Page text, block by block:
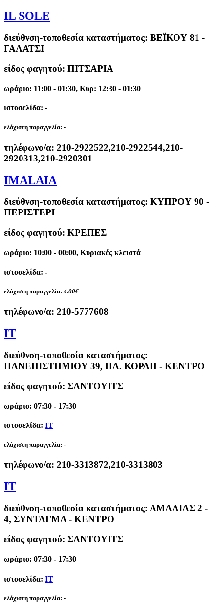
IL SOLE
διεύθνση-τοποθεσία καταστήματος: ΒΕΪΚΟΥ 81 -
ΓΑΛΑΤΣΙ
είδος φαγητού: ΠΙΤΣΑΡΙΑ
ωράριο: 11:00 - 01:30, Κυρ: 12:30 - 01:30
ιστοσελίδα: -
ελάχιστη παραγγελία: -
τηλέφωνο/α: 210-2922522,210-2922544,210-
2920313,210-2920301
IMALAIA
διεύθνση-τοποθεσία καταστήματος: ΚΥΠΡΟΥ 90 -
ΠΕΡΙΣΤΕΡΙ
είδος φαγητού: ΚΡΕΠΕΣ
ωράριο: 10:00 - 00:00, Κυριακές κλειστά
ιστοσελίδα: -
ελάχιστη παραγγελία: 4.00€
τηλέφωνο/α: 210-5777608
IT
διεύθνση-τοποθεσία καταστήματος:
ΠΑΝΕΠΙΣΤΗΜΙΟΥ 39, ΠΛ. ΚΟΡΑΗ - ΚΕΝΤΡΟ
είδος φαγητού: ΣΑΝΤΟΥΙΤΣ
ωράριο: 07:30 - 17:30
ιστοσελίδα: IT
ελάχιστη παραγγελία: -
τηλέφωνο/α: 210-3313872,210-3313803
IT
διεύθνση-τοποθεσία καταστήματος: ΑΜΑΛΙΑΣ 2 -
4, ΣΥΝΤΑΓΜΑ - ΚΕΝΤΡΟ
είδος φαγητού: ΣΑΝΤΟΥΙΤΣ
ωράριο: 07:30 - 17:30
ιστοσελίδα: IT
ελάχιστη παραγγελία: -